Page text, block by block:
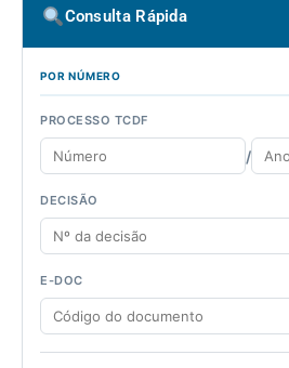
Consulta Rápida
POR NÚMERO
PROCESSO TCDF
/
DECISÃO
E-DOC